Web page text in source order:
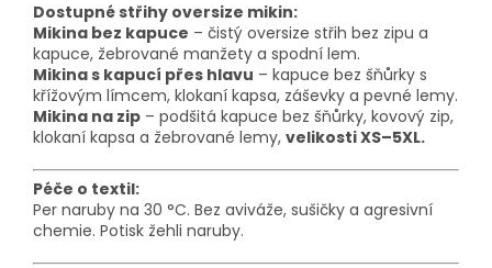
Dostupné střihy oversize mikin:
Mikina bez kapuce – čistý oversize střih bez zipu a
kapuce, žebrované manžety a spodní lem.
Mikina s kapucí přes hlavu – kapuce bez šňůrky s
křížovým límcem, klokaní kapsa, záševky a pevné lemy.
Mikina na zip – podšitá kapuce bez šňůrky, kovový zip,
klokaní kapsa a žebrované lemy, velikosti XS–5XL.
Péče o textil:
Per naruby na 30 °C. Bez aviváže, sušičky a agresivní
chemie. Potisk žehli naruby.